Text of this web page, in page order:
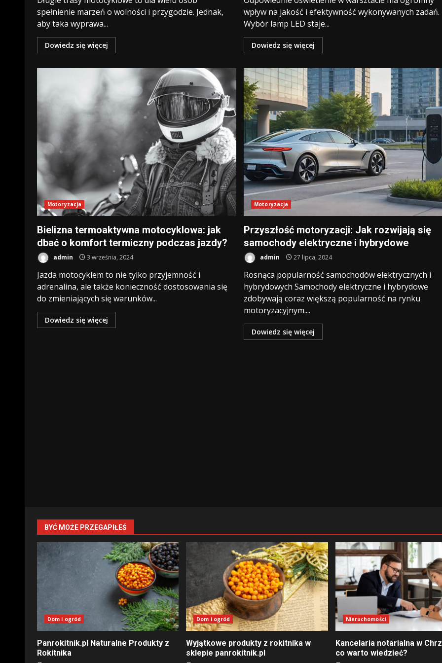
spełnienie marzeń o wolności i przygodzie. Jednak,
aby taka wyprawa...
Dowiedz się więcej
wpływ na jakość i efektywność wykonywanych zadań.
Wybór lamp LED staje...
Dowiedz się więcej
Motoryzacja
Bielizna termoaktywna motocyklowa: jak
dbać o komfort termiczny podczas jazdy?
admin 3 września, 2024
Jazda motocyklem to nie tylko przyjemność i
adrenalina, ale także konieczność dostosowania się
do zmieniających się warunków...
Dowiedz się więcej
Motoryzacja
Przyszłość motoryzacji: Jak rozwijają się
samochody elektryczne i hybrydowe
admin 27 lipca, 2024
Rosnąca popularność samochodów elektrycznych i
hybrydowych Samochody elektryczne i hybrydowe
zdobywają coraz większą popularność na rynku
motoryzacyjnym....
Dowiedz się więcej
BYĆ MOŻE PRZEGAPIŁEŚ
Dom i ogród
Panrokitnik.pl Naturalne Produkty z
Rokitnika
Dom i ogród
Wyjątkowe produkty z rokitnika w
sklepie panrokitnik.pl
Nieruchomości
Kancelaria notarialna w
co warto wiedzieć?